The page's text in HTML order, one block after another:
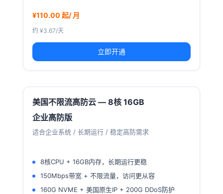
¥110.00 起/ 月
约 ¥3.67/天
立即开通
美国不限流高防云 — 8核 16GB
企业高防版
适合企业系统 / 长期运行 / 稳定高防需求
8核CPU + 16GB内存，长期运行更稳
150Mbps带宽 + 不限流量，访问更从容
160G NVME + 美国原生IP + 200G DDoS防护